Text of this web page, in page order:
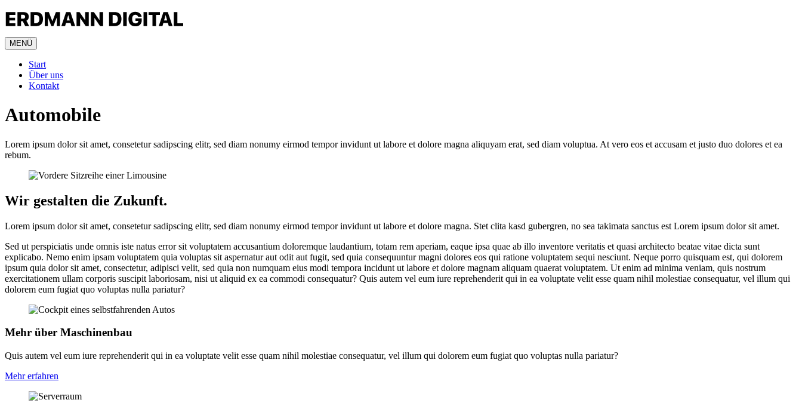
MENÜ
Start
Über uns
Kontakt
Automobile
Lorem ipsum dolor sit amet, consetetur sadipscing elitr, sed diam nonumy eirmod tempor invidunt ut labore et dolore magna aliquyam erat, sed diam voluptua. At vero eos et accusam et justo duo dolores et ea
rebum.
Wir gestalten die Zukunft.
Lorem ipsum dolor sit amet, consetetur sadipscing elitr, sed diam nonumy eirmod tempor invidunt ut labore et dolore magna. Stet clita kasd gubergren, no sea takimata sanctus est Lorem ipsum dolor sit amet.
Sed ut perspiciatis unde omnis iste natus error sit voluptatem accusantium doloremque laudantium, totam rem aperiam, eaque ipsa quae ab illo inventore veritatis et quasi architecto beatae vitae dicta sunt
explicabo. Nemo enim ipsam voluptatem quia voluptas sit aspernatur aut odit aut fugit, sed quia consequuntur magni dolores eos qui ratione voluptatem sequi nesciunt. Neque porro quisquam est, qui dolorem
ipsum quia dolor sit amet, consectetur, adipisci velit, sed quia non numquam eius modi tempora incidunt ut labore et dolore magnam aliquam quaerat voluptatem. Ut enim ad minima veniam, quis nostrum
exercitationem ullam corporis suscipit laboriosam, nisi ut aliquid ex ea commodi consequatur? Quis autem vel eum iure reprehenderit qui in ea voluptate velit esse quam nihil molestiae consequatur, vel illum qui
dolorem eum fugiat quo voluptas nulla pariatur?
Mehr über Maschinenbau
Quis autem vel eum iure reprehenderit qui in ea voluptate velit esse quam nihil molestiae consequatur, vel illum qui dolorem eum fugiat quo voluptas nulla pariatur?
Mehr erfahren